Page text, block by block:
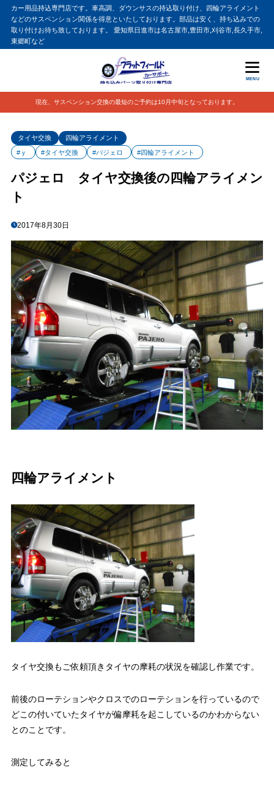
カー用品持込専門店です。車高調、ダウンサスの持込取り付け、四輪アライメント
などのサスペンション関係を得意といたしております。部品は安く、持ち込みでの
取り付けお待ち致しております。 愛知県日進市は名古屋市,豊田市,刈谷市,長久手市,
東郷町など
MENU
現在、サスペンション交換の最短のご予約は10月中旬となっております。
タイヤ交換
四輪アライメント
#ｙ
#タイヤ交換 #パジェロ #四輪アライメント
パジェロ タイヤ交換後の四輪アライメン
ト
2017年8月30日
四輪アライメント
タイヤ交換もご依頼頂きタイヤの摩耗の状況を確認し作業です。
前後のローテションやクロスでのローテションを行っているので
どこの付いていたタイヤが偏摩耗を起こしているのかわからない
とのことです。
測定してみると